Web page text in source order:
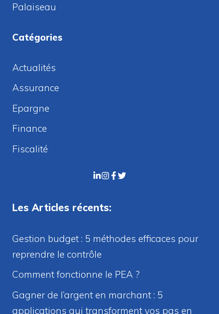
Palaiseau
Catégories
Actualités
Assurance
Epargne
Finance
Fiscalité
Les Articles récents:
Gestion budget : 5 méthodes efficaces pour
reprendre le contrôle
Comment fonctionne le PEA ?
Gagner de l’argent en marchant : 5
applications qui transforment vos pas en